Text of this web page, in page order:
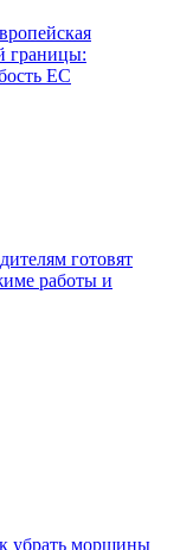
границы:
ЕС
готовят
работы и
убрать морщины